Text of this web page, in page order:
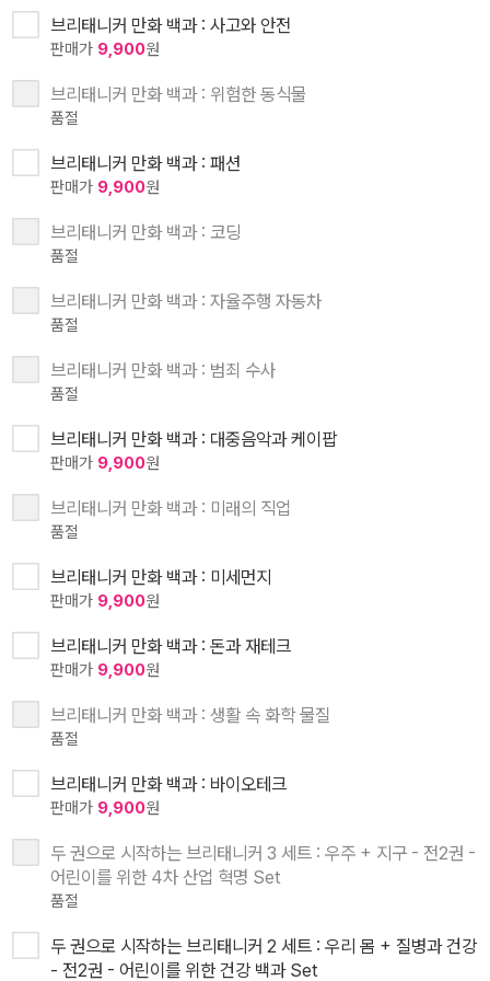
브리태니커 만화 백과 : 사고와 안전
판매가 9,900원
브리태니커 만화 백과 : 위험한 동식물
품절
브리태니커 만화 백과 : 패션
판매가 9,900원
브리태니커 만화 백과 : 코딩
품절
브리태니커 만화 백과 : 자율주행 자동차
품절
브리태니커 만화 백과 : 범죄 수사
품절
브리태니커 만화 백과 : 대중음악과 케이팝
판매가 9,900원
브리태니커 만화 백과 : 미래의 직업
품절
브리태니커 만화 백과 : 미세먼지
판매가 9,900원
브리태니커 만화 백과 : 돈과 재테크
판매가 9,900원
브리태니커 만화 백과 : 생활 속 화학 물질
품절
브리태니커 만화 백과 : 바이오테크
판매가 9,900원
두 권으로 시작하는 브리태니커 3 세트 : 우주 + 지구 - 전2권 -
어린이를 위한 4차 산업 혁명 Set
품절
두 권으로 시작하는 브리태니커 2 세트 : 우리 몸 + 질병과 건강
- 전2권 - 어린이를 위한 건강 백과 Set